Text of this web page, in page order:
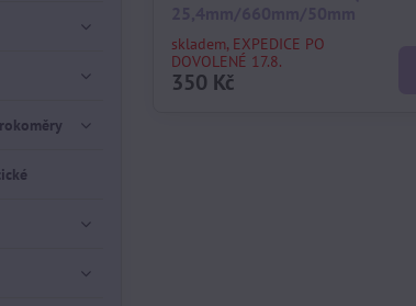
skladem, EXPEDICE PO
DOVOLENÉ 17.8.
350 Kč